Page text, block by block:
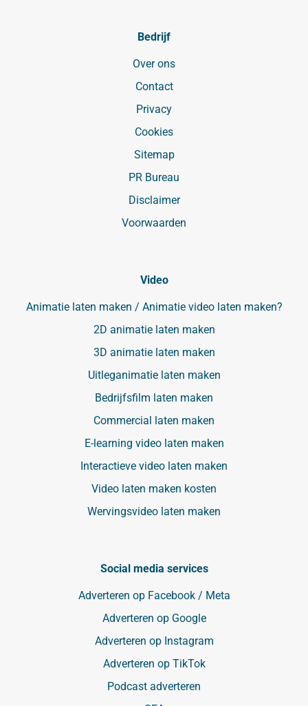
Bedrijf
Over ons
Contact
Privacy
Cookies
Sitemap
PR Bureau
Disclaimer
Voorwaarden
Video
Animatie laten maken / Animatie video laten maken?
2D animatie laten maken
3D animatie laten maken
Uitleganimatie laten maken
Bedrijfsfilm laten maken
Commercial laten maken
E-learning video laten maken
Interactieve video laten maken
Video laten maken kosten
Wervingsvideo laten maken
Social media services
Adverteren op Facebook / Meta
Adverteren op Google
Adverteren op Instagram
Adverteren op TikTok
Podcast adverteren